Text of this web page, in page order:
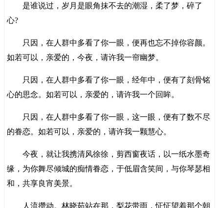
是谁说过，岁月是眼角抹不去的潮湿，柔了梦，碎了
心?
只因，在人群中多看了你一眼，便再也忘不掉你容颜。
如若可以，亲爱的，今夜，请许我一帘幽梦。
只因，在人群中多看了你一眼，经年中，便有了刻骨铭
心的思念。如若可以，亲爱的，请许我一个回眸。
只因，在人群中多看了你一眼，这一眼，便有了数不尽
的眷恋。如若可以，亲爱的，请许我一颗慧心。
今夜，就让我携清风徐徐，剪西窗夜话，以一纸水墨奇
缘，为你舞尽倾城的痴情眷恋，于低眉含笑间，与你琴瑟相
和，共享良宵美景。
人流攒动。林晓茹站在那，梨花带雨，怔怔望着那个朝